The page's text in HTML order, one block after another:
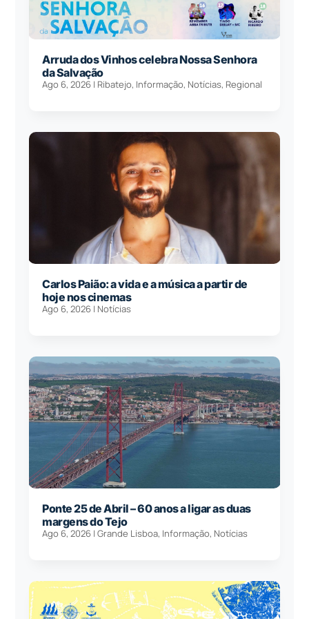
Arruda dos Vinhos celebra Nossa Senhora
da Salvação
Ago 6, 2026 | Ribatejo, Informação, Notícias, Regional
Carlos Paião: a vida e a música a partir de
hoje nos cinemas
Ago 6, 2026 | Notícias
Ponte 25 de Abril – 60 anos a ligar as duas
margens do Tejo
Ago 6, 2026 |Grande Lisboa, Informação, Notícias